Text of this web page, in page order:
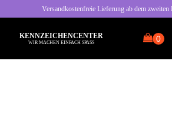
Versandkostenfreie Lieferung ab dem zweiten
KENNZEICHENCENTER
WIR MACHEN EINFACH SPASS